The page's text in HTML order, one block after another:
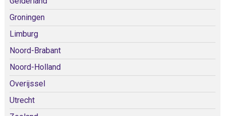
Groningen
Limburg
Noord-Brabant
Noord-Holland
Overijssel
Utrecht